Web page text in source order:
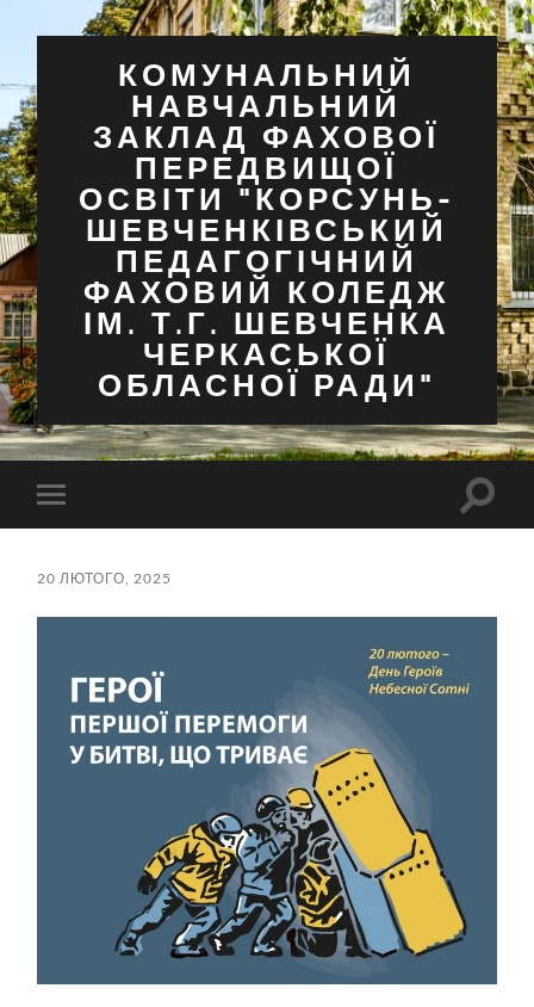
КОМУНАЛЬНИЙ
НАВЧАЛЬНИЙ
ЗАКЛАД ФАХОВОЇ
ПЕРЕДВИЩОЇ
ОСВІТИ "КОРСУНЬ-
ШЕВЧЕНКІВСЬКИЙ
ПЕДАГОГІЧНИЙ
ФАХОВИЙ КОЛЕДЖ
ІМ. Т.Г. ШЕВЧЕНКА
ЧЕРКАСЬКОЇ
ОБЛАСНОЇ РАДИ"
Перемкнути
мобільне
20 ЛЮТОГО, 2025